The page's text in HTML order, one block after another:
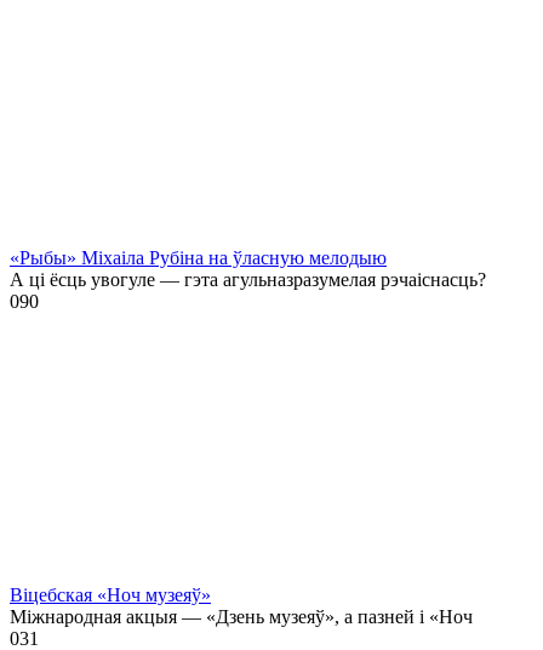
«Рыбы» Міхаіла Рубіна на ўласную мелодыю
А ці ёсць увогуле — гэта агульназразумелая рэчаіснасць?
090
Віцебская «Ноч музеяў»
Міжнародная акцыя — «Дзень музеяў», а пазней і «Ноч
031